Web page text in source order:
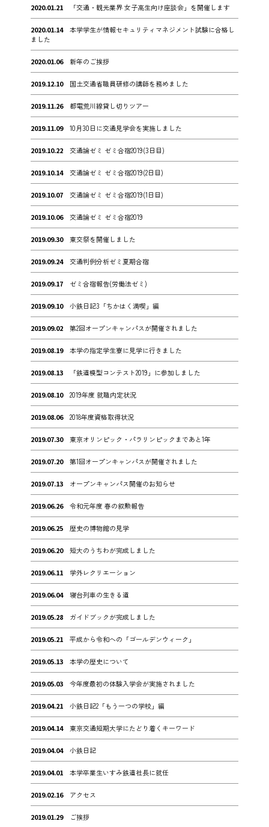
2020.01.21 「交通・観光業界 女子高生向け座談会」を開催します
2020.01.14
本学学生が情報セキュリティマネジメント試験に合格し
ました
2020.01.06 新年のご挨拶
2019.12.10 国土交通省職員研修の講師を務めました
2019.11.26 都電荒川線貸し切りツアー
2019.11.09 10月30日に交通見学会を実施しました
2019.10.22 交通論ゼミ ゼミ合宿2019(3日目)
2019.10.14 交通論ゼミ ゼミ合宿2019(2日目)
2019.10.07 交通論ゼミ ゼミ合宿2019(1日目)
2019.10.06 交通論ゼミ ゼミ合宿2019
2019.09.30 東交祭を開催しました
2019.09.24 交通判例分析ゼミ夏期合宿
2019.09.17 ゼミ合宿報告(労働法ゼミ)
2019.09.10 小鉄日記3「ちかはく満喫」編
2019.09.02 第2回オープンキャンパスが開催されました
2019.08.19 本学の指定学生寮に見学に行きました
2019.08.13 「鉄道模型コンテスト2019」に参加しました
2019.08.10 2019年度 就職内定状況
2019.08.06 2018年度資格取得状況
2019.07.30 東京オリンピック・パラリンピックまであと1年
2019.07.20 第1回オープンキャンパスが開催されました
2019.07.13 オープンキャンパス開催のお知らせ
2019.06.26 令和元年度 春の叙勲報告
2019.06.25 歴史の博物館の見学
2019.06.20 短大のうちわが完成しました
2019.06.11 学外レクリエーション
2019.06.04 寝台列車の生きる道
2019.05.28 ガイドブックが完成しました
2019.05.21 平成から令和への「ゴールデンウィーク」
2019.05.13 本学の歴史について
2019.05.03 今年度最初の体験入学会が実施されました
2019.04.21 小鉄日記2「もう一つの学校」編
2019.04.14 東京交通短期大学にたどり着くキーワード
2019.04.04 小鉄日記
2019.04.01 本学卒業生いすみ鉄道社長に就任
2019.02.16 アクセス
2019.01.29 ご挨拶